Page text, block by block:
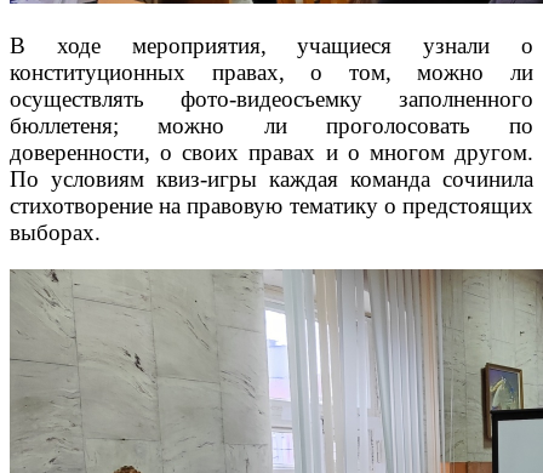
В ходе мероприятия, учащиеся узнали о
конституционных правах, о том, можно ли
осуществлять фото-видеосъемку заполненного
бюллетеня; можно ли проголосовать по
доверенности, о своих правах и о многом другом.
По условиям квиз-игры каждая команда сочинила
стихотворение на правовую тематику о предстоящих
выборах.